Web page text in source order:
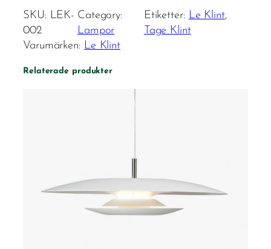
SKU: LEK-
002
Category:
Lampor
Etiketter: Le Klint
Tage Klint
Varumärken: Le Klint
Relaterade produkter